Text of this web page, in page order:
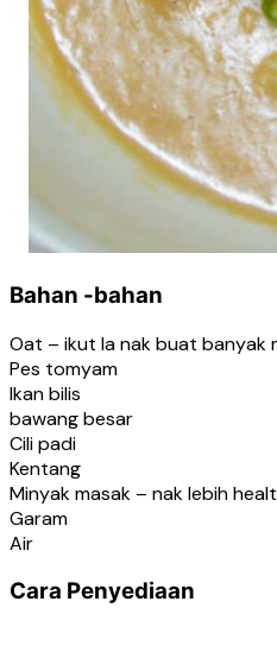
Bahan -bahan
Oat – ikut la nak buat banyak
Pes tomyam
Ikan bilis
bawang besar
Cili padi
Kentang
Minyak masak – nak lebih
Garam
Air
Cara Penyediaan